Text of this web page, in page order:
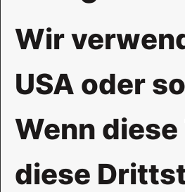
Wir
USA oder
Wenn
diese